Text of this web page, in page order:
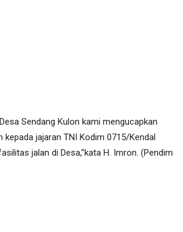
Sendang Kulon kami mengucapkan
kepada jajaran TNI Kodim 0715/Kendal
jalan di Desa,”kata H. Imron. (Pendim